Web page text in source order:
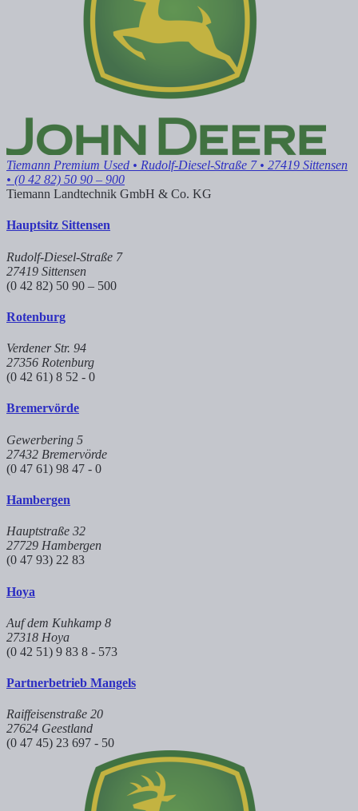
Tiemann Premium Used • Rudolf-Diesel-Straße 7 • 27419 Sittensen
• (0 42 82) 50 90 – 900
Tiemann Landtechnik GmbH & Co. KG
Hauptsitz Sittensen
Rudolf-Diesel-Straße 7
27419 Sittensen
(0 42 82) 50 90 – 500
Rotenburg
Verdener Str. 94
27356 Rotenburg
(0 42 61) 8 52 - 0
Bremervörde
Gewerbering 5
27432 Bremervörde
(0 47 61) 98 47 - 0
Hambergen
Hauptstraße 32
27729 Hambergen
(0 47 93) 22 83
Hoya
Auf dem Kuhkamp 8
27318 Hoya
(0 42 51) 9 83 8 - 573
Partnerbetrieb Mangels
Raiffeisenstraße 20
27624 Geestland
(0 47 45) 23 697 - 50